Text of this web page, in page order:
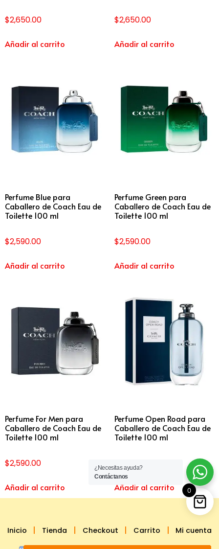
$2,650.00
Añadir al carrito
$2,650.00
Añadir al carrito
Perfume Blue para
Caballero de Coach Eau de
Toilette 100 ml
$2,590.00
Añadir al carrito
Perfume Green para
Caballero de Coach Eau de
Toilette 100 ml
$2,590.00
Añadir al carrito
Perfume For Men para
Caballero de Coach Eau de
Toilette 100 ml
$2,590.00
Añadir al carrito
Perfume Open Road para
Caballero de Coach Eau de
Toilette 100 ml
$ 2,290.00
Añadir al carrito
Inicio Tienda Checkout Carrito Mi cuenta
¿Necesitas ayuda?
Contáctanos
0